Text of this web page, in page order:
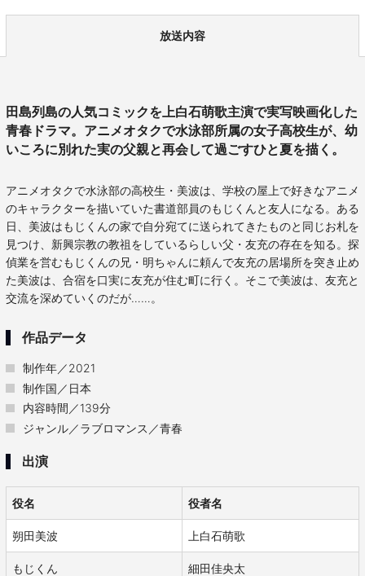
放送内容
田島列島の人気コミックを上白石萌歌主演で実写映画化した
青春ドラマ。アニメオタクで水泳部所属の女子高校生が、幼
いころに別れた実の父親と再会して過ごすひと夏を描く。
アニメオタクで水泳部の高校生・美波は、学校の屋上で好きなアニメ
のキャラクターを描いていた書道部員のもじくんと友人になる。ある
日、美波はもじくんの家で自分宛てに送られてきたものと同じお札を
見つけ、新興宗教の教祖をしているらしい父・友充の存在を知る。探
偵業を営むもじくんの兄・明ちゃんに頼んで友充の居場所を突き止め
た美波は、合宿を口実に友充が住む町に行く。そこで美波は、友充と
交流を深めていくのだが……。
作品データ
制作年／2021
制作国／日本
内容時間／139分
ジャンル／ラブロマンス／青春
出演
役名 役者名
朔田美波 上白石萌歌
もじくん 細田佳央太